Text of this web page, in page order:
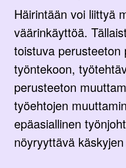
Häirintään voi liittyä
väärinkäyttöä.
toistuva perusteeton
työntekoon,
perusteeton
työehtojen
epäasiallinen
nöyryyttävä